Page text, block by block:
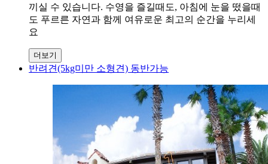
끼실 수 있습니다. 수영을 즐길때도, 아침에 눈을 떴을때
도 푸르른 자연과 함께 여유로운 최고의 순간을 누리세
요
더보기
반려견(5kg미만 소형견) 동반가능